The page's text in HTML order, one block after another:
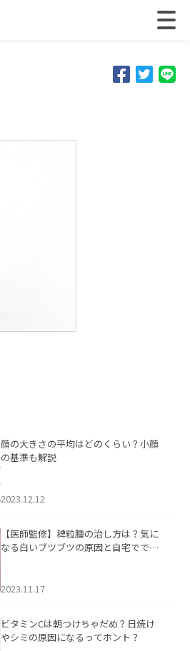
顔の大きさの平均はどのくらい？小顔
の基準も解説
2023.12.12
【医師監修】稗粒腫の治し方は？気に
なる白いブツブツの原因と自宅ででき
2023.11.17
ビタミンCは朝つけちゃだめ？日焼け
やシミの原因になるってホント？